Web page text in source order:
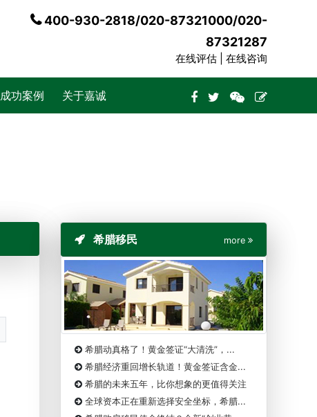
400-930-2818/020-87321000/020-
87321287
在线评估 | 在线咨询
成功案例 关于嘉诚
希腊移民 more
希腊动真格了！黄金签证“大清洗”，...
希腊经济重回增长轨道！黄金签证含金...
希腊的未来五年，比你想象的更值得关注
全球资本正在重新选择安全坐标，希腊...